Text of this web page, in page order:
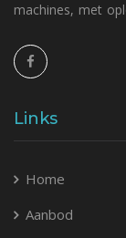
machines, met
Links
Home
Aanbod